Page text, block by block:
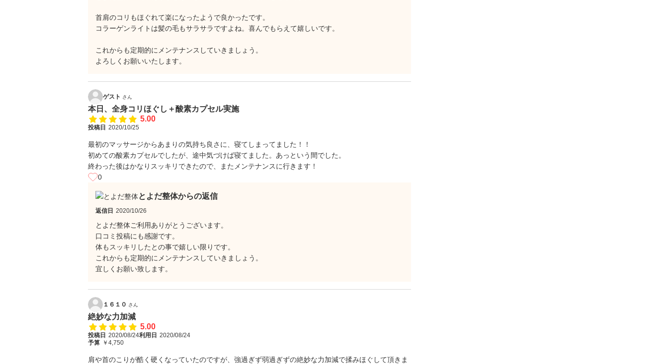
首肩のコリもほぐれて楽になったようで良かったです。
コラーゲンライトは髪の毛もサラサラですよね。喜んでもらえて嬉しいです。
これからも定期的にメンテナンスしていきましょう。
よろしくお願いいたします。
ゲスト さん
本日、全身コリほぐし＋酸素カプセル実施
5.00
投稿日 2020/10/25
最初のマッサージからあまりの気持ち良さに、寝てしまってました！！
初めての酸素カプセルでしたが、途中気づけば寝てました。あっという間でした。
終わった後はかなりスッキリできたので、またメンテナンスに行きます！
0
とよだ整体からの返信
返信日 2020/10/26
とよだ整体ご利用ありがとうございます。
口コミ投稿にも感謝です。
体もスッキリしたとの事で嬉しい限りです。
これからも定期的にメンテナンスしていきましょう。
宜しくお願い致します。
１６１０ さん
絶妙な力加減
5.00
投稿日 2020/08/24利用日 2020/08/24
予算 ￥4,750
肩や首のこりが酷く硬くなっていたのですが、強過ぎず弱過ぎずの絶妙な力加減で揉みほぐして頂きま